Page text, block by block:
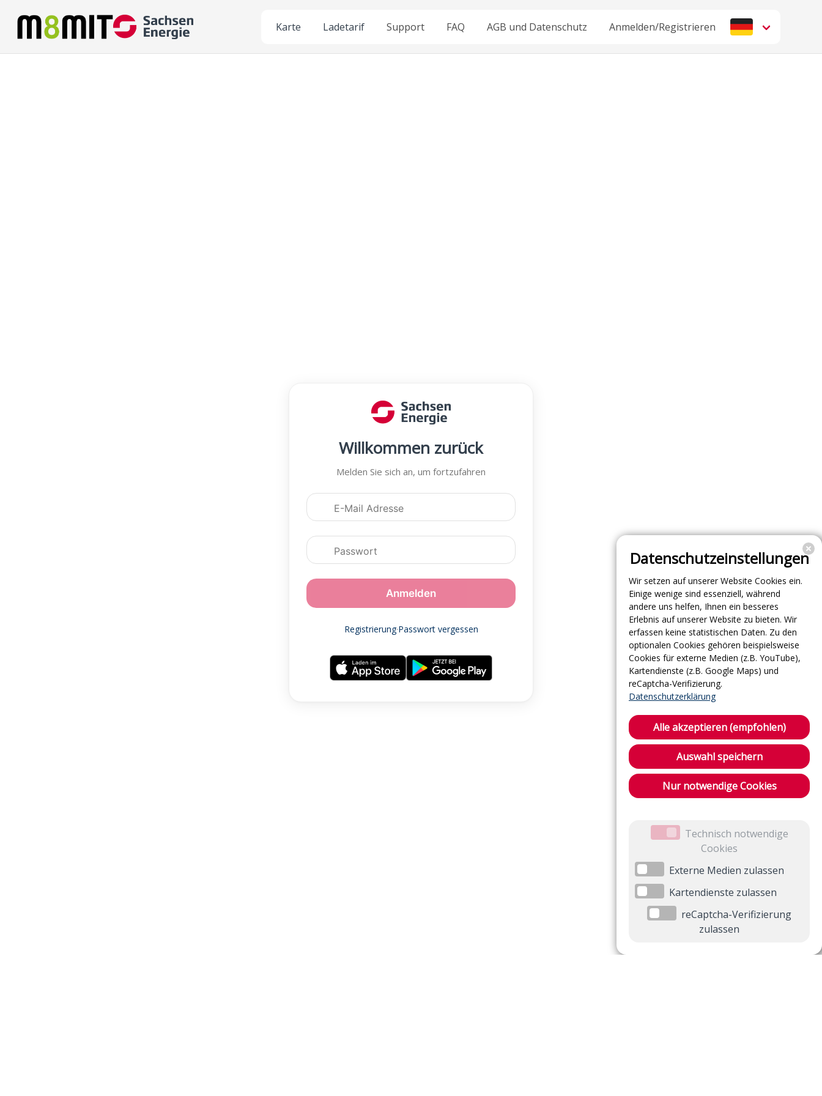
Karte Ladetarif Support FAQ AGB und Datenschutz Anmelden/Registrieren
Willkommen zurück
Melden Sie sich an, um fortzufahren
Anmeldedaten
Anmelden
Registrierung·Passwort vergessen
Datenschutzeinstellungen
Wir setzen auf unserer Website Cookies ein.
Einige wenige sind essenziell, während
andere uns helfen, Ihnen ein besseres
Erlebnis auf unserer Website zu bieten. Wir
erfassen keine statistischen Daten. Zu den
optionalen Cookies gehören beispielsweise
Cookies für externe Medien (z.B. YouTube),
Kartendienste (z.B. Google Maps) und
reCaptcha-Verifizierung.
Datenschutzerklärung
Alle akzeptieren (empfohlen)
Auswahl speichern
Nur notwendige Cookies
Technisch notwendige
Cookies
Externe Medien zulassen
Kartendienste zulassen
reCaptcha-Verifizierung
zulassen